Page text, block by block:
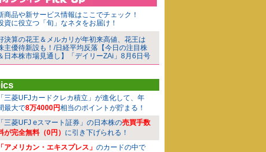
商品や新サービス情報はここでチェック！
資に役立つ「旬」なネタをお届け！
決算の花王＆メルカリが年初来高値、花王は
主優待新設も！/日経平均反落【今日の注目株
日本株市場見通し】「デイリーZAi」8月6日号
「三菱UFJカードクレカ積立」が進化して、年
最大で8万4000円相当のポイントが貯まる！
「三菱UFJ eスマート証券」の日本株の売買手数
が完全無料（0円） に引き下げられる！
「アメリカン・エキスプレス」 のカードの中で